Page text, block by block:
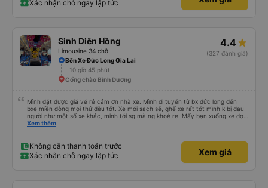
Xác nhận chỗ ngay lập tức
Sinh Diên Hồng
Limousine 34 chỗ
4.4
(327 đánh giá)
Bến Xe Đức Long Gia Lai
10 giờ 45 phút
Cổng chào Bình Dương
Mình đặt được giá vé rẻ cảm ơn nhà xe. Mình đi tuyến từ bx đức long đến
bxe miền đông mọi thứ đều tốt. Xe mới sạch sẽ, ghế xe rất tốt mình k bị đau
người như một số xe khác, minh tới sg mà ng khoẻ re. Mấy bạn xuống xe dọc
đg để ý xíu là ổn.
Xem thêm
Không cần thanh toán trước
Xác nhận chỗ ngay lập tức
Xem giá